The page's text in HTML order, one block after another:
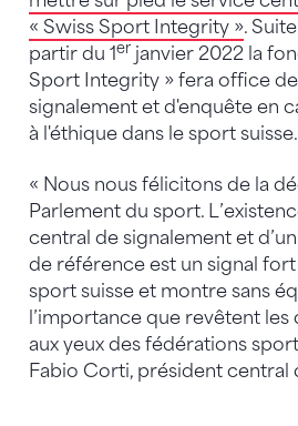
« Swiss Sport Integrity ».
partir du 1er janvier 2022 la
Sport Integrity » fera office
signalement et d'enquête en
à l'éthique dans le sport suisse.
« Nous nous félicitons de la
Parlement du sport.
central de signalement et
de référence est un signal
sport suisse et montre sans
l’importance que revêtent
aux yeux des fédérations
Fabio Corti, président central